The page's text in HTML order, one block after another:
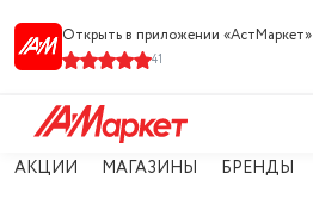
Открыть в приложении «АстМарке‪т‬»
41
АКЦИИ МАГАЗИНЫ БРЕНДЫ